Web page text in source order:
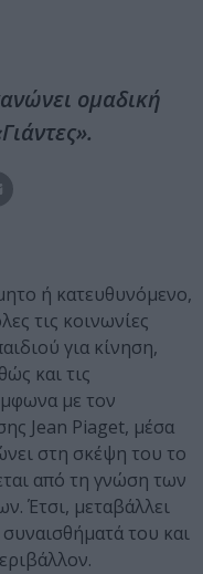
ομαδική
ή κατευθυνόμενο,
τις κοινωνίες
για κίνηση,
και τις
με τον
Jean Piaget, μέσα
στη σκέψη του το
από τη γνώση των
Έτσι, μεταβάλλει
του και